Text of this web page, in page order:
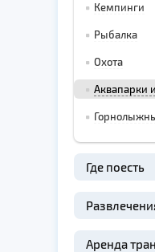
Кемпинги
Рыбалка
Охота
Аквапарки
Где поесть
Аренда